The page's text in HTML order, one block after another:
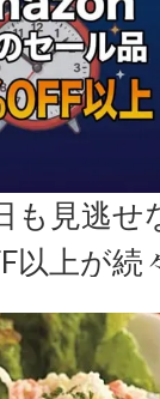
も見逃せ
以上が続